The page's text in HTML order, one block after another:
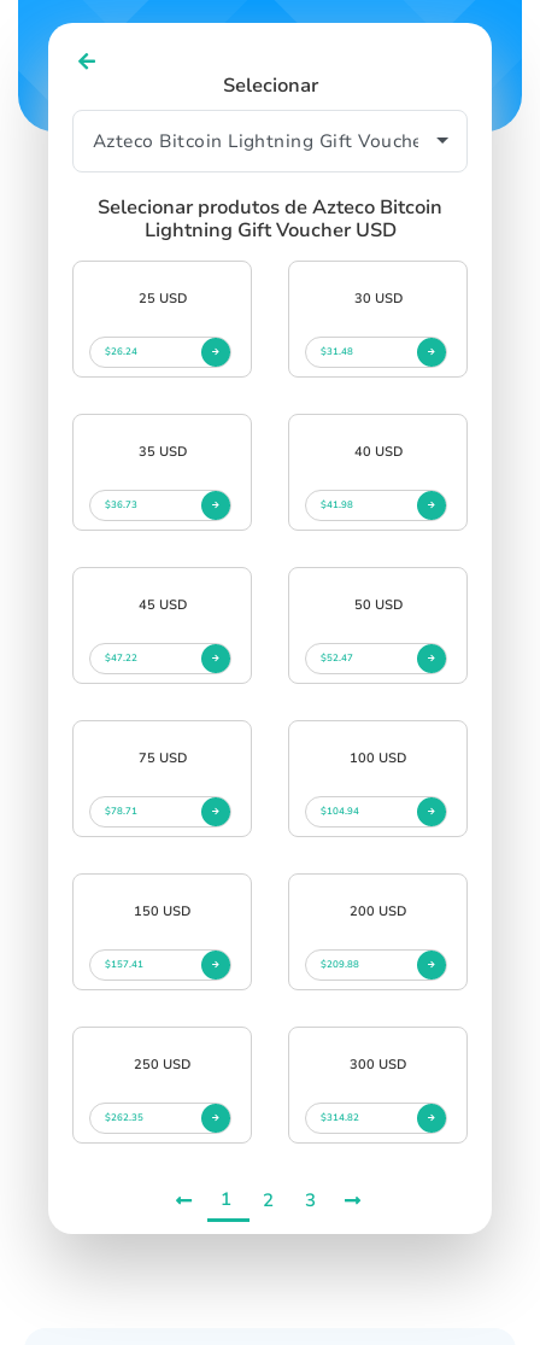
Selecionar
Selecionar produtos de Azteco Bitcoin
Lightning Gift Voucher USD
25 USD
$26.24
30 USD
$31.48
35 USD
$36.73
40 USD
$41.98
45 USD
$47.22
50 USD
$52.47
75 USD
$78.71
100 USD
$104.94
150 USD
$157.41
200 USD
$209.88
250 USD
$262.35
300 USD
$314.82
1 2 3